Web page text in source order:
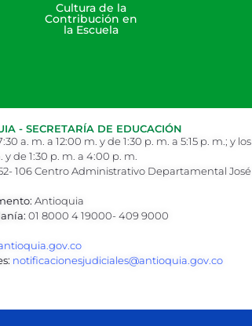
Cultura de la
Contribución en
la Escuela
- SECRETARÍA DE EDUCACIÓN
a. m. a 12:00 m. y de 1:30 p. m. a 5:15 p. m.; y los
de 1:30 p. m. a 4:00 p. m.
106 Centro Administrativo Departamental José
Antioquia
01 8000 4 19000- 409 9000
notificacionesjudiciales@antioquia.gov.co